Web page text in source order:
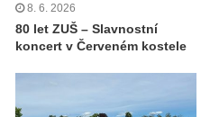
8. 6. 2026
80 let ZUŠ – Slavnostní
koncert v Červeném kostele